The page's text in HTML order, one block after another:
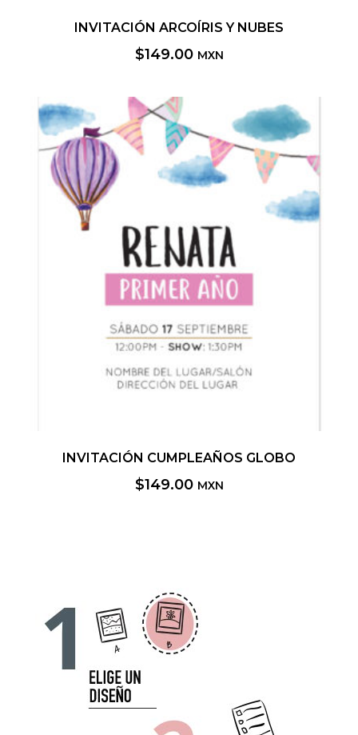
INVITACIÓN ARCOÍRIS Y NUBES
$149.00 MXN
INVITACIÓN CUMPLEAÑOS GLOBO
$149.00 MXN